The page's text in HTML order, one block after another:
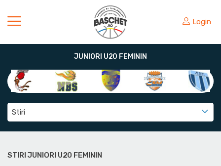
Login
JUNIORI U20 FEMININ
Stiri
STIRI JUNIORI U20 FEMININ